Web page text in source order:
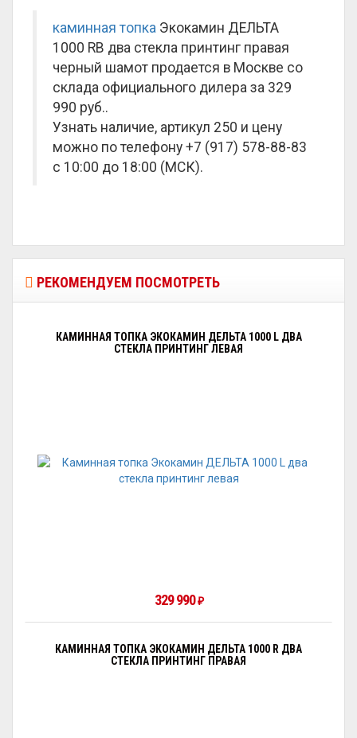
каминная топка Экокамин ДЕЛЬТА
1000 RB два стекла принтинг правая
черный шамот продается в Москве со
склада официального дилера за 329
990 руб..
Узнать наличие, артикул 250 и цену
можно по телефону +7 (917) 578-88-83
с 10:00 до 18:00 (МСК).
РЕКОМЕНДУЕМ ПОСМОТРЕТЬ
КАМИННАЯ ТОПКА ЭКОКАМИН ДЕЛЬТА 1000 L ДВА
СТЕКЛА ПРИНТИНГ ЛЕВАЯ
329 990₽
КАМИННАЯ ТОПКА ЭКОКАМИН ДЕЛЬТА 1000 R ДВА
СТЕКЛА ПРИНТИНГ ПРАВАЯ